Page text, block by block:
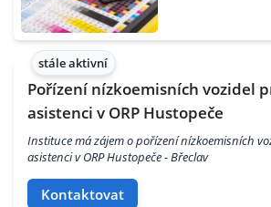
stále aktivní
Pořízení nízkoemisních vozidel
asistenci v ORP Hustopeče
Instituce má zájem o pořízení nízkoemisních
asistenci v ORP Hustopeče - Břeclav
Kontaktovat